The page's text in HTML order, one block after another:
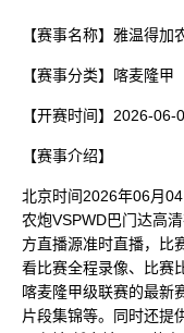
【赛事名称】 雅温得加
【赛事分类】 喀麦隆甲
【开赛时间】 2026-06-
【赛事介绍】
北京时间2026年06月
农炮VSPWD巴门达高
方直播源准时直播，比
看比赛全程录像、比赛
喀麦隆甲级联赛的最新
片段集锦等。同时还提